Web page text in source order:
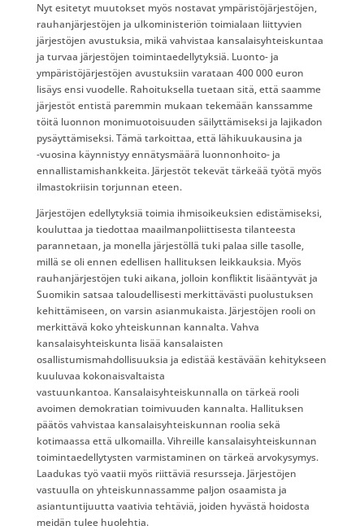
Nyt esitetyt muutokset myös nostavat ympäristöjärjestöjen,
rauhanjärjestöjen ja ulkoministeriön toimialaan liittyvien
järjestöjen avustuksia, mikä vahvistaa kansalaisyhteiskuntaa
ja turvaa järjestöjen toimintaedellytyksiä. Luonto- ja
ympäristöjärjestöjen avustuksiin varataan 400 000 euron
lisäys ensi vuodelle. Rahoituksella tuetaan sitä, että saamme
järjestöt entistä paremmin mukaan tekemään kanssamme
töitä luonnon monimuotoisuuden säilyttämiseksi ja lajikadon
pysäyttämiseksi. Tämä tarkoittaa, että lähikuukausina ja
‑vuosina käynnistyy ennätysmäärä luonnonhoito- ja
ennallistamishankkeita. Järjestöt tekevät tärkeää työtä myös
ilmastokriisin torjunnan eteen.
Järjestöjen edellytyksiä toimia ihmisoikeuksien edistämiseksi,
kouluttaa ja tiedottaa maailmanpoliittisesta tilanteesta
parannetaan, ja monella järjestöllä tuki palaa sille tasolle,
millä se oli ennen edellisen hallituksen leikkauksia. Myös
rauhanjärjestöjen tuki aikana, jolloin konfliktit lisääntyvät ja
Suomikin satsaa taloudellisesti merkittävästi puolustuksen
kehittämiseen, on varsin asianmukaista. Järjestöjen rooli on
merkittävä koko yhteiskunnan kannalta. Vahva
kansalaisyhteiskunta lisää kansalaisten
osallistumismahdollisuuksia ja edistää kestävään kehitykseen
kuuluvaa kokonaisvaltaista
vastuunkantoa. Kansalaisyhteiskunnalla on tärkeä rooli
avoimen demokratian toimivuuden kannalta. Hallituksen
päätös vahvistaa kansalaisyhteiskunnan roolia sekä
kotimaassa että ulkomailla. Vihreille kansalaisyhteiskunnan
toimintaedellytysten varmistaminen on tärkeä arvokysymys.
Laadukas työ vaatii myös riittäviä resursseja. Järjestöjen
vastuulla on yhteiskunnassamme paljon osaamista ja
asiantuntijuutta vaativia tehtäviä, joiden hyvästä hoidosta
meidän tulee huolehtia.